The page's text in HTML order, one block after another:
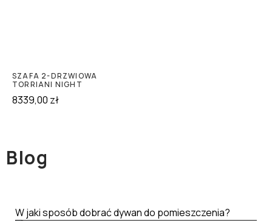
SZAFA 2-DRZWIOWA
TORRIANI NIGHT
8339,00 zł
Blog
W jaki sposób dobrać dywan do pomieszczenia?